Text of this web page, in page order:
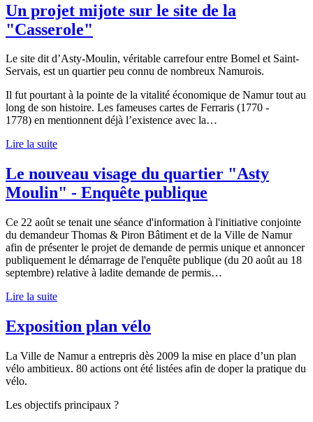
Un projet mijote sur le site de la
"Casserole"
Le site dit d’Asty-Moulin, véritable carrefour entre Bomel et Saint-
Servais, est un quartier peu connu de nombreux Namurois.
Il fut pourtant à la pointe de la vitalité économique de Namur tout au
long de son histoire. Les fameuses cartes de Ferraris (1770 -
1778) en mentionnent déjà l’existence avec la…
Lire la suite
Le nouveau visage du quartier "Asty
Moulin" - Enquête publique
Ce 22 août se tenait une séance d'information à l'initiative conjointe
du demandeur Thomas & Piron Bâtiment et de la Ville de Namur
afin de présenter le projet de demande de permis unique et annoncer
publiquement le démarrage de l'enquête publique (du 20 août au 18
septembre) relative à ladite demande de permis…
Lire la suite
Exposition plan vélo
La Ville de Namur a entrepris dès 2009 la mise en place d’un plan
vélo ambitieux. 80 actions ont été listées afin de doper la pratique du
vélo.
Les objectifs principaux ?